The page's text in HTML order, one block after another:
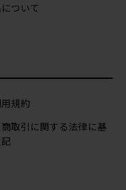
ついて
規約
取引に関する法律に基